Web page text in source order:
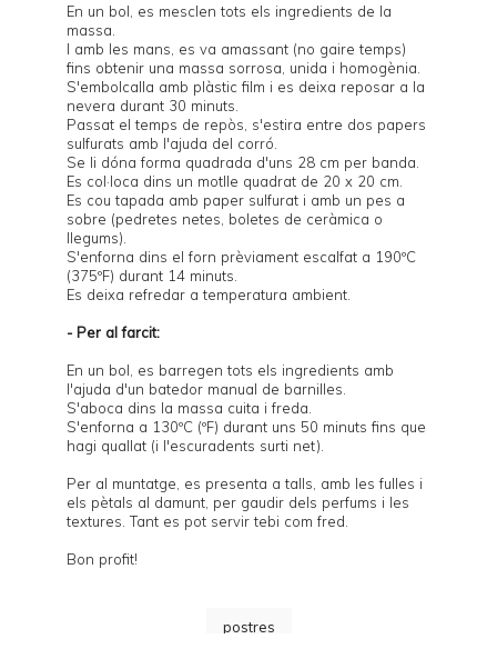
En un bol, es mesclen tots els ingredients de la
massa.
I amb les mans, es va amassant (no gaire temps)
fins obtenir una massa sorrosa, unida i homogènia.
S'embolcalla amb plàstic film i es deixa reposar a la
nevera durant 30 minuts.
Passat el temps de repòs, s'estira entre dos papers
sulfurats amb l'ajuda del corró.
Se li dóna forma quadrada d'uns 28 cm per banda.
Es col·loca dins un motlle quadrat de 20 x 20 cm.
Es cou tapada amb paper sulfurat i amb un pes a
sobre (pedretes netes, boletes de ceràmica o
llegums).
S'enforna dins el forn prèviament escalfat a 190ºC
(375ºF) durant 14 minuts.
Es deixa refredar a temperatura ambient.
- Per al farcit:
En un bol, es barregen tots els ingredients amb
l'ajuda d'un batedor manual de barnilles.
S'aboca dins la massa cuita i freda.
S'enforna a 130ºC (ºF) durant uns 50 minuts fins que
hagi quallat (i l'escuradents surti net).
Per al muntatge, es presenta a talls, amb les fulles i
els pètals al damunt, per gaudir dels perfums i les
textures. Tant es pot servir tebi com fred.
Bon profit!
postres